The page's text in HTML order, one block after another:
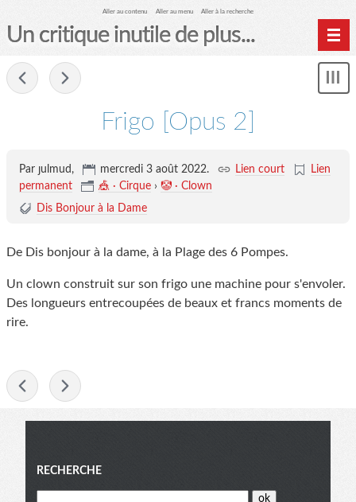
Aller au contenu Aller au menu Aller à la recherche
Un critique inutile de plus...
Frigo [Opus 2]
Par ȷulmud, mercredi 3 août 2022. Lien court
Lien
permanent
🎪 · Cirque › 🤡 · Clown
Dis Bonjour à la Dame
De Dis bonjour à la dame, à la Plage des 6 Pompes.
Un clown construit sur son frigo une machine pour s'envoler.
Des longueurs entrecoupées de beaux et francs moments de
rire.
Menu
RECHERCHE